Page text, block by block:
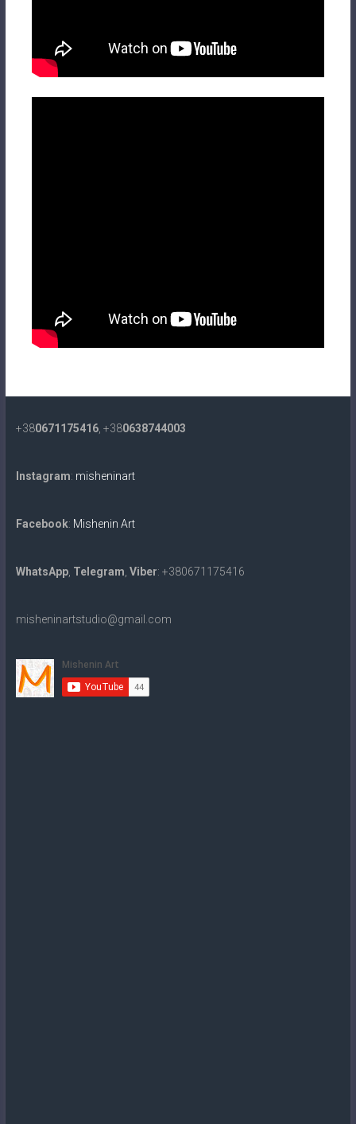
+380671175416, +380638744003
Instagram: misheninart
Facebook: Mishenin Art
WhatsApp, Telegram Viber: +380671175416
misheninartstudio@gmail.com